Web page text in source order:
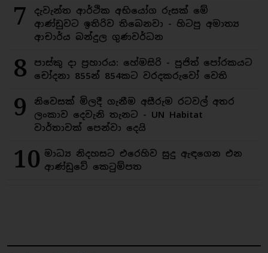
7
දැවැන්ත ආර්ථික අභියෝග රුසක් මේ
ආණ්ඩුවට ඉතිරිව තිබෙනවා - හිටපු අමාත්‍ය
ආචාර්ය බන්දුල ගුණවර්ධන
8
පාස්කු දා ප්‍රහාරය: හේමසිරි - පූජිත් පෝරකයට
චෝදනා 855න් 854කට වරදකරුවෝ වෙති
9
නිවෙසක් මිලදී ගැනීම අසීරුම රටවල් අතර
ලංකාව දෙවැනි තැනට - UN Habitat
වාර්තාවක් පෙන්වා දෙයි
10 මාධ්‍ය නිදහසට එරෙහිව සුදු ඇඳගෙන එන
ආණ්ඩුවේ කෙටුම්පත